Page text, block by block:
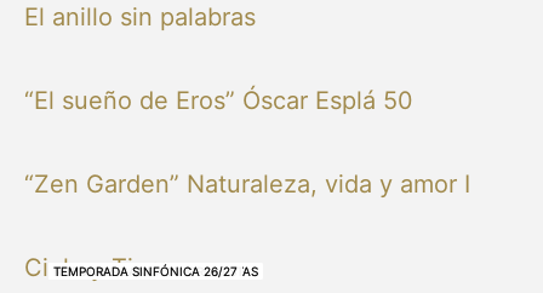
NUESTRAS BANDAS Y ORQUESTAS
NUESTRAS BANDAS Y ORQUESTAS
OTRAS MÚSICAS
NUESTRAS BANDAS Y ORQUESTAS
NUESTRAS BANDAS Y ORQUESTAS
El anillo sin palabras
TEMPORADA SINFÓNICA 26/27
“El sueño de Eros” Óscar Esplá 50
TEMPORADA SINFÓNICA 26/27
“Zen Garden” Naturaleza, vida y amor I
TEMPORADA SINFÓNICA 26/27
Cielo y Tierra
TEMPORADA SINFÓNICA 26/27